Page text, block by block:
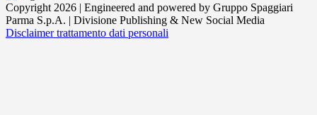
Copyright 2026 | Engineered and powered by Gruppo Spaggiari
Parma S.p.A. | Divisione Publishing & New Social Media
Disclaimer trattamento dati personali